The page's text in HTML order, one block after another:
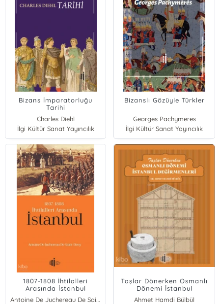
Bizans İmparatorluğu
Tarihi
Charles Diehl
İlgi Kültür Sanat Yayıncılık
Bizanslı Gözüyle Türkler
Georges Pachymeres
İlgi Kültür Sanat Yayıncılık
1807-1808 İhtilalleri
Arasında İstanbul
Antoine De Juchereau De Saint-Denys
Taşlar Dönerken Osmanlı
Dönemi İstanbul
Değirmenleri
Ahmet Hamdi Bülbül